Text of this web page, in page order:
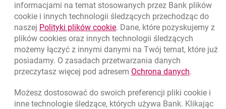
Nawigacja dolna
Zadzwoń do nas
801 331 331
(+48) 22 598 40 40
Znajdź placówkę lub bankomat otwiera się w nowej karcie
Oceń nas otwiera się w nowej karcie
informacjami na temat stosowanych przez Bank plików
cookie i innych technologii śledzących przechodząc do
naszej Polityki plików cookielink otwiera się w nowym oknie
. Dane, które pozyskujemy z
plików cookies oraz innych technologii śledzących
możemy łączyć z innymi danymi na Twój temat, które już
posiadamy. O zasadach przetwarzania danych
przeczytasz więcej pod adresem Ochrona danychlink
.
Możesz dostosować do swoich preferencji pliki cookie i
inne technologie śledzące, których używa Bank. Klikając